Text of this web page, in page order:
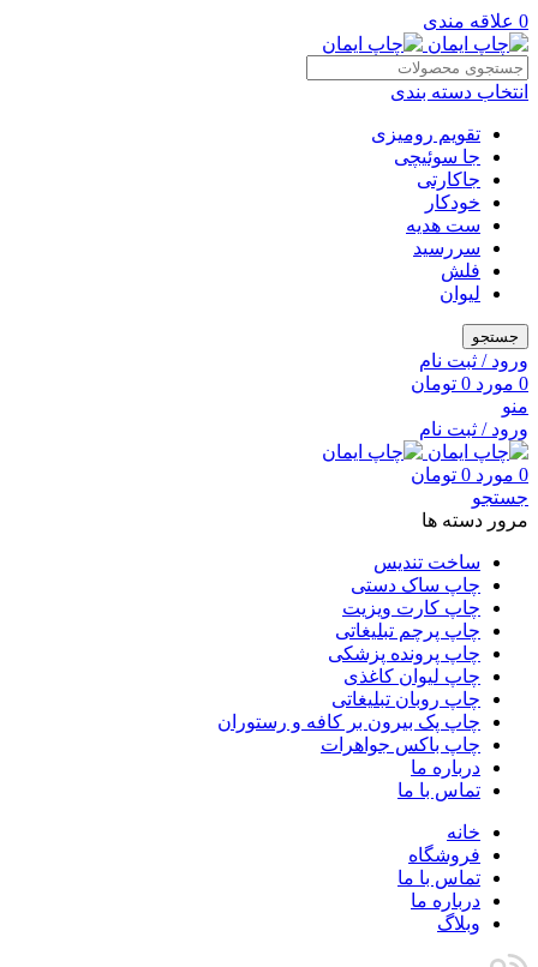
0 علاقه مندی
انتخاب دسته بندی
تقویم رومیزی
جا سوئیچی
جاکارتی
خودکار
ست هدیه
سررسید
فلش
لیوان
جستجو
ورود / ثبت نام
0 مورد 0 تومان
منو
ورود / ثبت نام
0 مورد 0 تومان
جستجو
مرور دسته ها
ساخت تندیس
چاپ ساک دستی
چاپ کارت ویزیت
چاپ پرچم تبلیغاتی
چاپ پرونده پزشکی
چاپ لیوان کاغذی
چاپ روبان تبلیغاتی
چاپ پک بیرون بر کافه و رستوران
چاپ باکس جواهرات
درباره ما
تماس با ما
خانه
فروشگاه
تماس با ما
درباره ما
وبلاگ